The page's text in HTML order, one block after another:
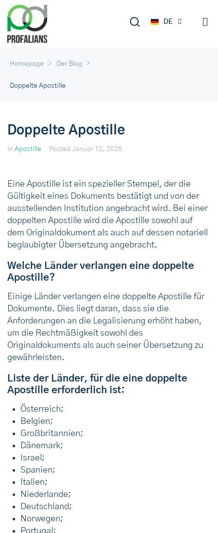
DE
RU
Homepage > Der Blog >
Doppelte Apostille
Doppelte Apostille
In Apostille Posted Januar 12, 2026
Eine Apostille ist ein spezieller Stempel, der die
Gültigkeit eines Dokuments bestätigt und von der
ausstellenden Institution angebracht wird. Bei einer
doppelten Apostille wird die Apostille sowohl auf
dem Originaldokument als auch auf dessen notariell
beglaubigter Übersetzung angebracht.
Welche Länder verlangen eine doppelte
Apostille?
Einige Länder verlangen eine doppelte Apostille für
Dokumente. Dies liegt daran, dass sie die
Anforderungen an die Legalisierung erhöht haben,
um die Rechtmäßigkeit sowohl des
Originaldokuments als auch seiner Übersetzung zu
gewährleisten.
Liste der Länder, für die eine doppelte
Apostille erforderlich ist:
Österreich;
Belgien;
Großbritannien;
Dänemark;
Israel;
Spanien;
Italien;
Niederlande;
Deutschland;
Norwegen;